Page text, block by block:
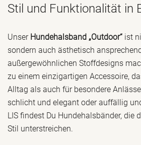
Stil und Funktionalität in
Unser Hundehalsband „Outdoor“ ist
sondern auch ästhetisch
außergewöhnlichen Stoffdesigns
zu einem einzigartigen Accessoire,
Alltag als auch für besondere
schlicht und elegant oder auffällig
LIS findest Du Hundehalsbänder, die
Stil unterstreichen.